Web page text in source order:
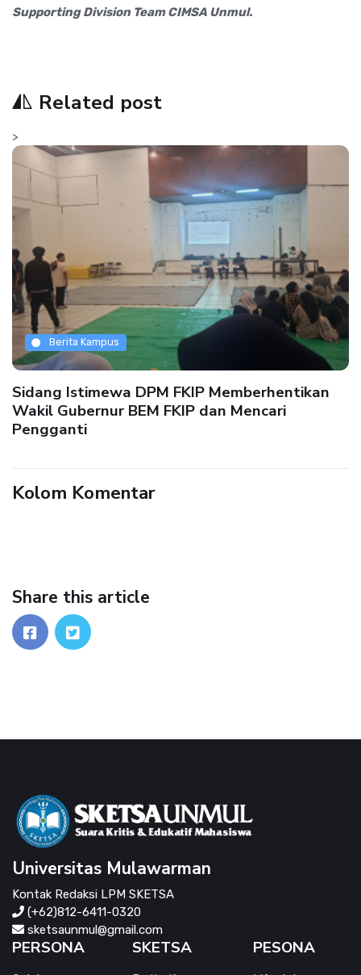
Supporting Division Team CIMSA Unmul.
Related post
>
Berita Kampus
Sidang Istimewa DPM FKIP Memberhentikan
Wakil Gubernur BEM FKIP dan Mencari
Pengganti
Kolom Komentar
Share this article
Universitas Mulawarman
Kontak Redaksi LPM SKETSA
(+62)812-6411-0320
sketsaunmul@gmail.com
PERSONA SKETSA PESONA